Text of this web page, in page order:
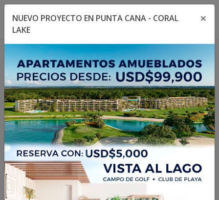
Toggle navigation menu
1/21
NUEVO PROYECTO EN PUNTA CANA - CORAL
LAKE
×